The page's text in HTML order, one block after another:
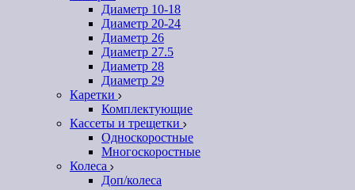
Диаметр 10-18
Диаметр 20-24
Диаметр 26
Диаметр 27.5
Диаметр 28
Диаметр 29
Каретки
Комплектующие
Кассеты и трещетки
Односкоростные
Многоскоростные
Колеса
Доп/колеса